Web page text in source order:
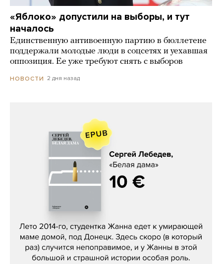
«Яблоко» допустили на выборы, и тут
началось
Единственную антивоенную партию в бюллетене
поддержали молодые люди в соцсетях и уехавшая
оппозиция. Ее уже требуют снять с выборов
НОВОСТИ 2 дня назад
Сергей Лебедев, «Белая дама»